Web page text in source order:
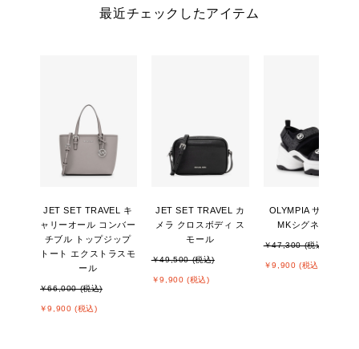
最近チェックしたアイテム
JET SET TRAVEL キ
ャリーオール コンバー
チブル トップジップ
トート エクストラスモ
ール
￥66,000 (税込)
￥9,900 (税込)
JET SET TRAVEL カ
メラ クロスボディ ス
モール
￥49,500 (税込)
￥9,900 (税込)
OLYMPIA サンダル -
MKシグネチャー
￥47,300 (税込)
￥9,900 (税込)